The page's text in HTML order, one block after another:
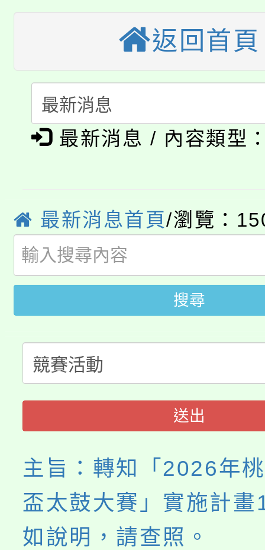
《TA101》溝通分析基
程，歡迎學生輔導中心
心理、諮商輔導、社會
系所師生報名參加。
轉知苗栗縣政府辦理
縣市「校園短影音徵
門員」簡章及活動海報
踴躍報名參加。
桃園市115學年度學生
要點
「桃園市補助參觀特色
展演活動實施計畫」
115年度「教育部表揚
義教育推展貢獻獎」
公告本校115學年度第
生本土語及新住民語歌
公告本校115學年度第
代理(課)教師甄選結果(
公告本校115學年度第
代理(課)教師甄選結果(
轉知中國文化大學推廣
《TA101》溝通分析基
程，歡迎學生輔導中心
心理、諮商輔導、社會
系所師生報名參加。
轉知苗栗縣政府辦理
縣市「校園短影音徵選
門員」簡章及活動海報
踴躍報名參加。
桃園市115學年度學生
要點
「桃園市補助參觀特色
展演活動實施計畫」
115年度「教育部表揚
義教育推展貢獻獎」
返回首頁
最新消息 / 內容類型
最新消息首頁/瀏覽：
搜尋
送出
主旨：轉知「2026年
盃太鼓大賽」實施計畫
如說明，請查照。